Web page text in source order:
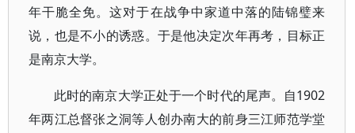
年干脆全免。这对于在战争中家道中落的陆锦璧来
说，也是不小的诱惑。于是他决定次年再考，目标正
是南京大学。
此时的南京大学正处于一个时代的尾声。自1902
年两江总督张之洞等人创办南大的前身三江师范学堂